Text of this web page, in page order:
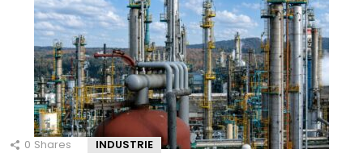
0 Shares INDUSTRIE